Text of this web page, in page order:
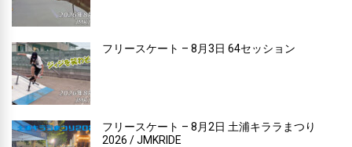
フリースケート – 8月3日 64セッション
フリースケート – 8月2日 土浦キララまつり
2026 / JMKRIDE